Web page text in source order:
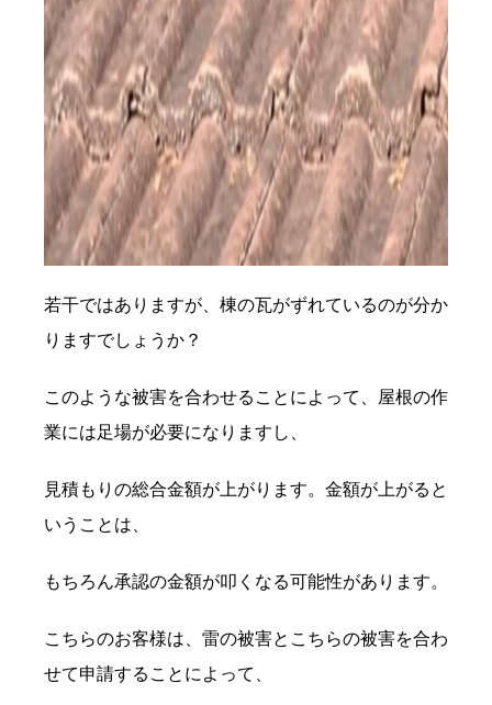
若干ではありますが、棟の瓦がずれているのが分か
りますでしょうか？
このような被害を合わせることによって、屋根の作
業には足場が必要になりますし、
見積もりの総合金額が上がります。金額が上がると
いうことは、
もちろん承認の金額が叩くなる可能性があります。
こちらのお客様は、雷の被害とこちらの被害を合わ
せて申請することによって、